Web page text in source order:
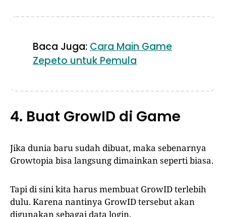
Baca Juga: Cara Main Game
Zepeto untuk Pemula
4. Buat GrowID di Game
Jika dunia baru sudah dibuat, maka sebenarnya
Growtopia bisa langsung dimainkan seperti biasa.
Tapi di sini kita harus membuat GrowID terlebih
dulu. Karena nantinya GrowID tersebut akan
digunakan sebagai data login.